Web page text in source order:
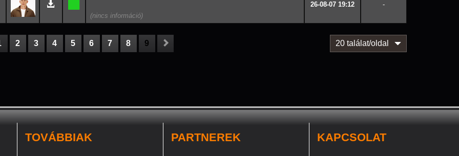
26-08-07 19:12 -
2 3 4 5 6 7 8 9 20 találat/oldal
TOVÁBBIAK PARTNEREK KAPCSOLAT